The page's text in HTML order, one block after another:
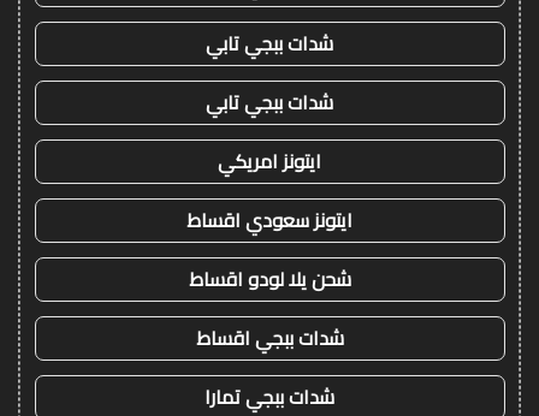
شدات ببجي تابي
شدات ببجي تابي
ايتونز امريكي
ايتونز سعودي اقساط
شحن يلا لودو اقساط
شدات ببجي اقساط
شدات ببجي تمارا